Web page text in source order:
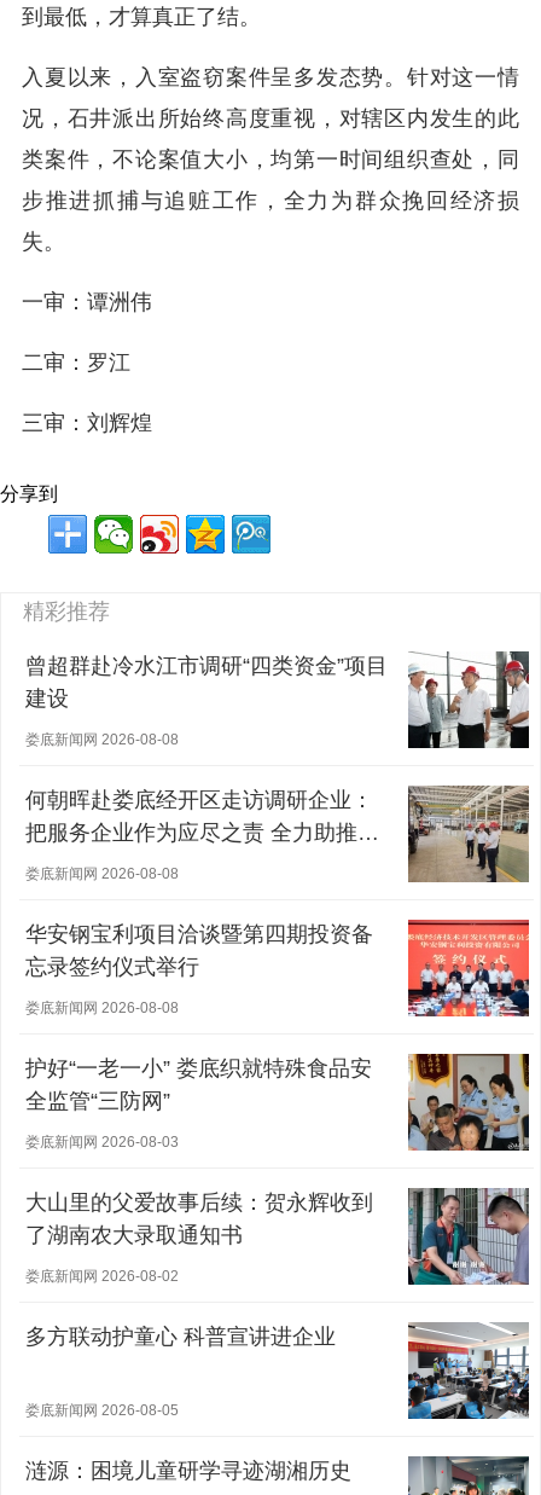
到最低，才算真正了结。
入夏以来，入室盗窃案件呈多发态势。针对这一情
况，石井派出所始终高度重视，对辖区内发生的此
类案件，不论案值大小，均第一时间组织查处，同
步推进抓捕与追赃工作，全力为群众挽回经济损
失。
一审：谭洲伟
二审：罗江
三审：刘辉煌
分享到
精彩推荐
曾超群赴冷水江市调研“四类资金”项目
建设
娄底新闻网 2026-08-08
何朝晖赴娄底经开区走访调研企业：
把服务企业作为应尽之责 全力助推经
营主体稳健发展
娄底新闻网 2026-08-08
华安钢宝利项目洽谈暨第四期投资备
忘录签约仪式举行
娄底新闻网 2026-08-08
护好“一老一小” 娄底织就特殊食品安
全监管“三防网”
娄底新闻网 2026-08-03
大山里的父爱故事后续：贺永辉收到
了湖南农大录取通知书
娄底新闻网 2026-08-02
多方联动护童心 科普宣讲进企业
娄底新闻网 2026-08-05
涟源：困境儿童研学寻迹湖湘历史